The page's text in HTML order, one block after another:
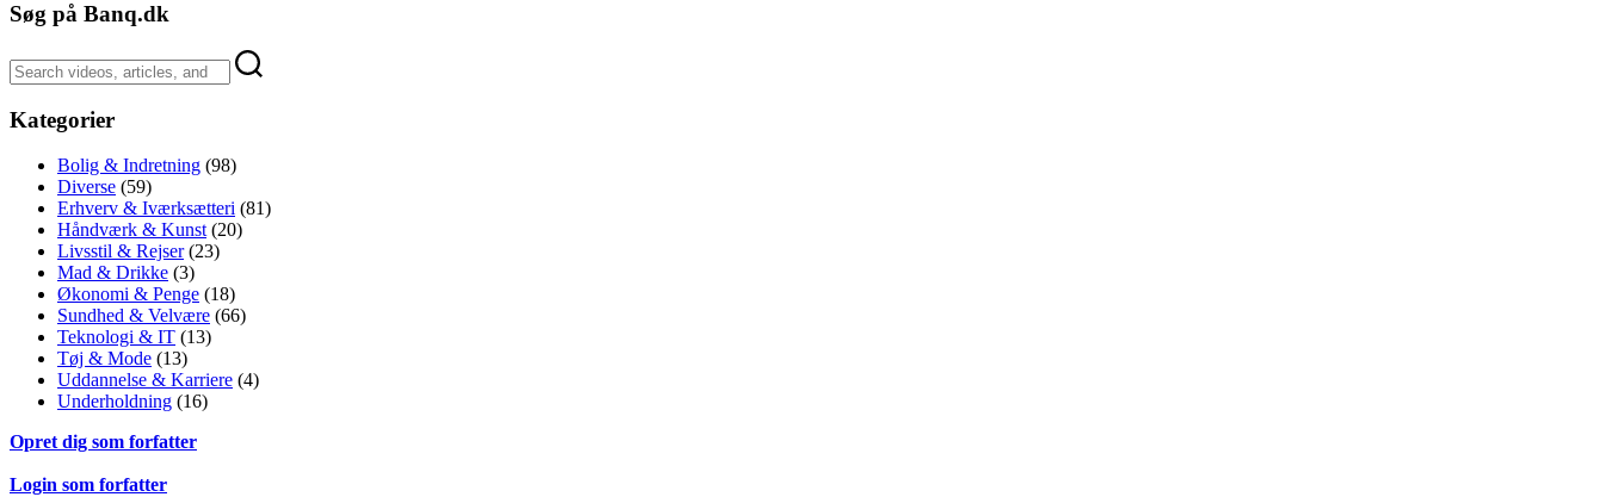
Søg på Banq.dk
Kategorier
Bolig & Indretning (98)
Diverse (59)
Erhverv & Iværksætteri (81)
Håndværk & Kunst (20)
Livsstil & Rejser(23)
Mad & Drikke (3)
Økonomi & Penge (18)
Sundhed & Velvære (66)
Teknologi & IT (13)
Tøj & Mode (13)
Uddannelse & Karriere (4)
Underholdning (16)
Opret dig som forfatter
Login som forfatter